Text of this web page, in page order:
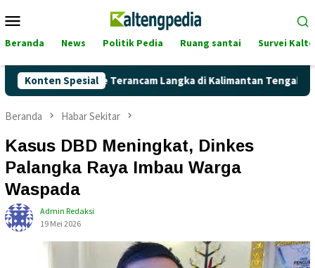
ke
Mobile
Beranda News Politik Pedia Ruang santai Survei
Konten Spesial
Pertalite Terancam Langka di Kalimantan Tengah?
Beranda Habar Sekitar
Kasus DBD Meningkat, Dinkes
Palangka Raya Imbau Warga
Waspada
Admin Redaksi
19 Mei 2026